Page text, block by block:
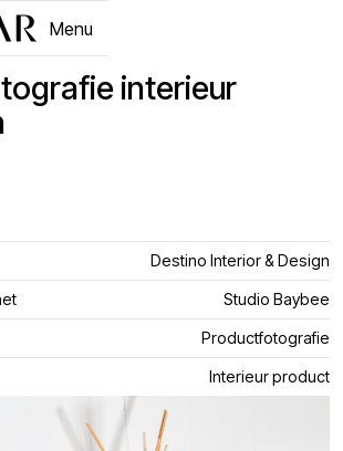
Menu
Close
interieur
Destino Interior & Design
Studio Baybee
Productfotografie
Interieur product